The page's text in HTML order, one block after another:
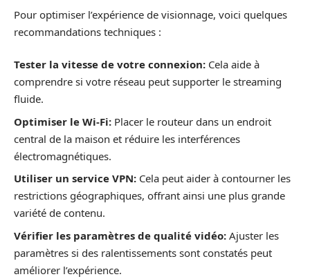
Pour optimiser l’expérience de visionnage, voici quelques
recommandations techniques :
Tester la vitesse de votre connexion: Cela aide à
comprendre si votre réseau peut supporter le streaming
fluide.
Optimiser le Wi-Fi: Placer le routeur dans un endroit
central de la maison et réduire les interférences
électromagnétiques.
Utiliser un service VPN: Cela peut aider à contourner les
restrictions géographiques, offrant ainsi une plus grande
variété de contenu.
Vérifier les paramètres de qualité vidéo: Ajuster les
paramètres si des ralentissements sont constatés peut
améliorer l’expérience.